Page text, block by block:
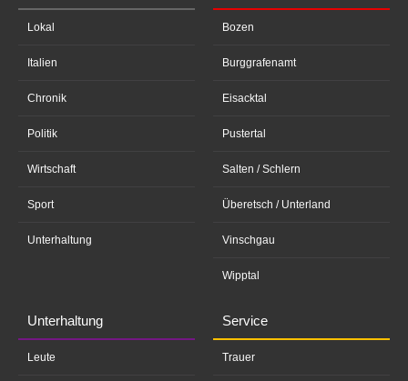
Lokal
Italien
Chronik
Politik
Wirtschaft
Sport
Unterhaltung
Bozen
Burggrafenamt
Eisacktal
Pustertal
Salten / Schlern
Überetsch / Unterland
Vinschgau
Wipptal
Unterhaltung
Leute
Service
Trauer